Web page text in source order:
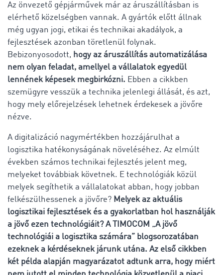
Az önvezető gépjárművek már az áruszállításban is
elérhető közelségben vannak. A gyártók előtt állnak
még ugyan jogi, etikai és technikai akadályok, a
fejlesztések azonban töretlenül folynak.
Bebizonyosodott, hogy az áruszállítás automatizálása
nem olyan feladat, amellyel a vállalatok egyedül
lennének képesek megbirkózni. Ebben a cikkben
szemügyre vesszük a technika jelenlegi állását, és azt,
hogy mely előrejelzések lehetnek érdekesek a jövőre
nézve.
A digitalizáció nagymértékben hozzájárulhat a
logisztika hatékonyságának növeléséhez. Az elmúlt
években számos technikai fejlesztés jelent meg,
melyeket továbbiak követnek. E technológiák közül
melyek segíthetik a vállalatokat abban, hogy jobban
felkészülhessenek a jövőre? Melyek az aktuális
logisztikai fejlesztések és a gyakorlatban hol használják
a jövő ezen technológiáit? A TIMOCOM „A jövő
technológiái a logisztika számára” blogsorozatában
ezeknek a kérdéseknek járunk utána. Az első cikkben
két példa alapján magyarázatot adtunk arra, hogy miért